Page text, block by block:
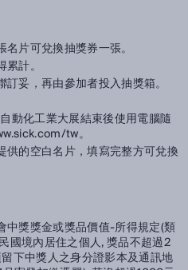
片可兌換抽獎券一張。
計。
妥，再由參加者投入抽獎箱。
動化工業大展結束後使用電腦隨
tw。
供的空白名片，填寫完整方可兌換
中獎獎金或獎品價值-所得規定(類
國境內居住之個人, 獎品不超過2
下中獎人之身分證影本及通訊地